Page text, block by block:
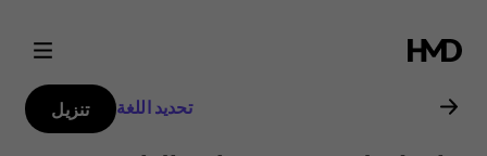
دليل
مستخدم تحديد اللغة تنزيل